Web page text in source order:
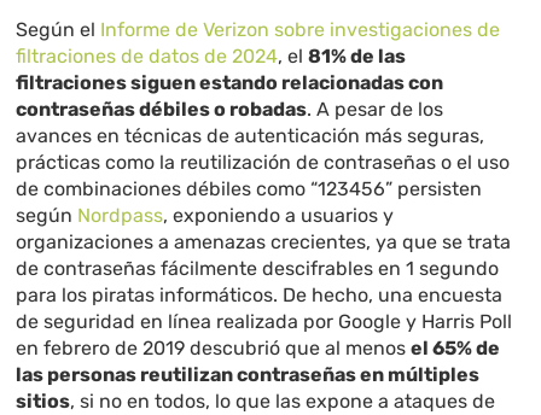
Según el Informe de Verizon sobre investigaciones de
filtraciones de datos de 2024, el81% de las
filtraciones siguen estando relacionadas con
contraseñas débiles o robadas. A pesar de los
avances en técnicas de autenticación más seguras,
prácticas como la reutilización de contraseñas o el uso
de combinaciones débiles como “123456” persisten
según Nordpass, exponiendo a usuarios y
organizaciones a amenazas crecientes, ya que se trata
de contraseñas fácilmente descifrables en 1 segundo
para los piratas informáticos. De hecho, una encuesta
de seguridad en línea realizada por Google y Harris Poll
en febrero de 2019 descubrió que al menosel 65% de
las personas reutilizan contraseñas en múltiples
sitios, si no en todos, lo que las expone a ataques de